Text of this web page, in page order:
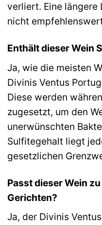
verliert. Eine längere
nicht
Enthält dieser Wein
Ja, wie die meisten
Divinis Ventus
Diese werden
zugesetzt, um den
unerwünschten
Sulfitegehalt liegt
gesetzlichen
Passt dieser Wein
Gerichten?
Ja, der Divinis